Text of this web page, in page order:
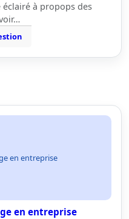
éclairé à propops des
en entreprise
en entreprise